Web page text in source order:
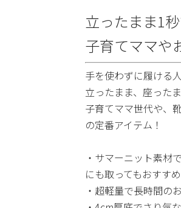
立ったまま1
子育てママや
手を使わずに履ける
立ったまま、座った
子育てママ世代や、
の定番アイテム！
・サマーニット素材
にも取ってもおすす
・超軽量で長時間の